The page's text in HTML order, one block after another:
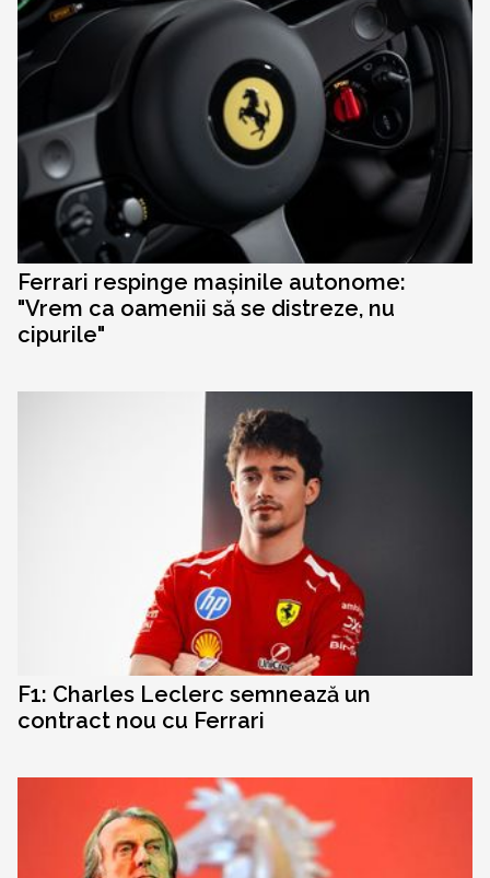
Ferrari respinge mașinile autonome:
"Vrem ca oamenii să se distreze, nu
cipurile"
F1: Charles Leclerc semnează un
contract nou cu Ferrari